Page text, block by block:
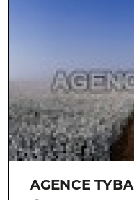
AGENCE TYBA